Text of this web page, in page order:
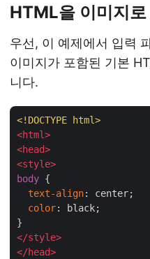
HTML을 이미지
우선, 이 예제에서 입력
이미지가 포함된 기본
니다.
<!DOCTYPE html>
<html>
<head>
<style>
body {
text-align: center;
color: black;
</style>
</head>